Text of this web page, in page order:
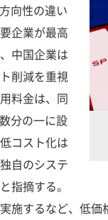
向性の違い
企業が最高
中国企業は
削減を重視
料金は、同
分の一に設
コスト化は
自のシステ
指摘する。
施するなど、低